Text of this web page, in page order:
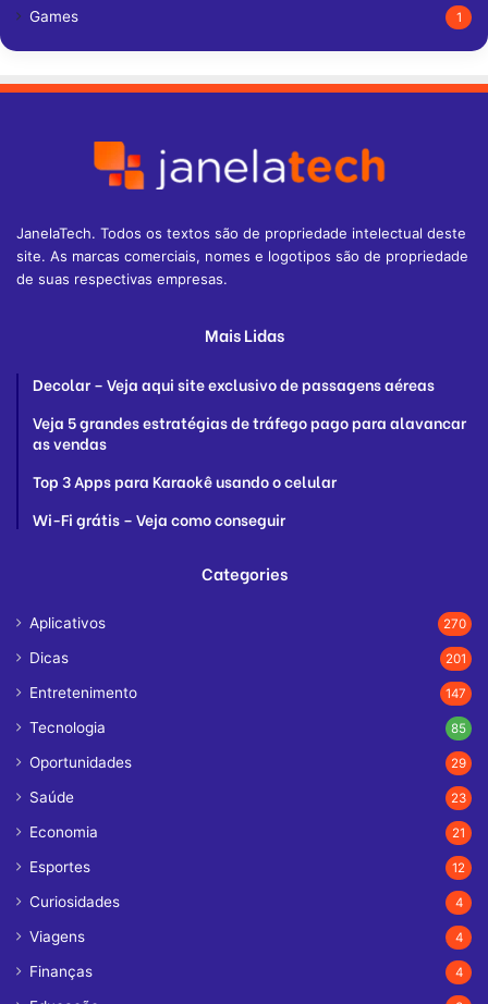
Games 1
JanelaTech. Todos os textos são de propriedade intelectual deste
site. As marcas comerciais, nomes e logotipos são de propriedade
de suas respectivas empresas.
Mais Lidas
Decolar – Veja aqui site exclusivo de passagens aéreas
Veja 5 grandes estratégias de tráfego pago para alavancar
as vendas
Top 3 Apps para Karaokê usando o celular
Wi-Fi grátis – Veja como conseguir
Categories
Aplicativos 270
Dicas 201
Entretenimento 147
Tecnologia 85
Oportunidades 29
Saúde 23
Economia 21
Esportes 12
Curiosidades 4
Viagens 4
Finanças 4